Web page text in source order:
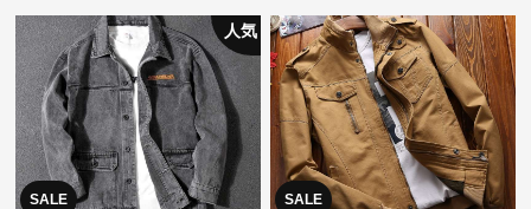
SALE
人気
SALE